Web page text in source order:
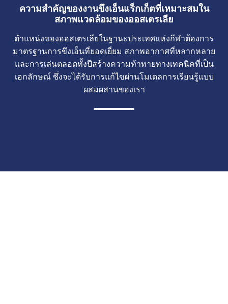
ความสำคัญของงานขึงเอ็นแร็กเก็ตที่เหมาะสมใน
สภาพแวดล้อมของออสเตรเลีย
ตำแหน่งของออสเตรเลียในฐานะประเทศแห่งกีฬาต้องการ
มาตรฐานการขึงเอ็นที่ยอดเยี่ยม สภาพอากาศที่หลากหลาย
และการเล่นตลอดทั้งปีสร้างความท้าทายทางเทคนิคที่เป็น
เอกลักษณ์ ซึ่งจะได้รับการแก้ไขผ่านโมเดลการเรียนรู้แบบ
ผสมผสานของเรา